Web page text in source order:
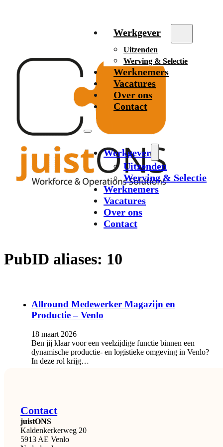
Werkgever
Uitzenden
Werving & Selectie
Werknemers
Vacatures
Over ons
Contact
Werkgever
Uitzenden
Werving & Selectie
Werknemers
Vacatures
Over ons
Contact
PubID aliases: 10
Allround Medewerker Magazijn en
Productie – Venlo
18 maart 2026
Ben jij klaar voor een veelzijdige functie binnen een
dynamische productie- en logistieke omgeving in Venlo?
In deze rol krijg…
Contact
juistONS
Kaldenkerkerweg 20
5913 AE Venlo